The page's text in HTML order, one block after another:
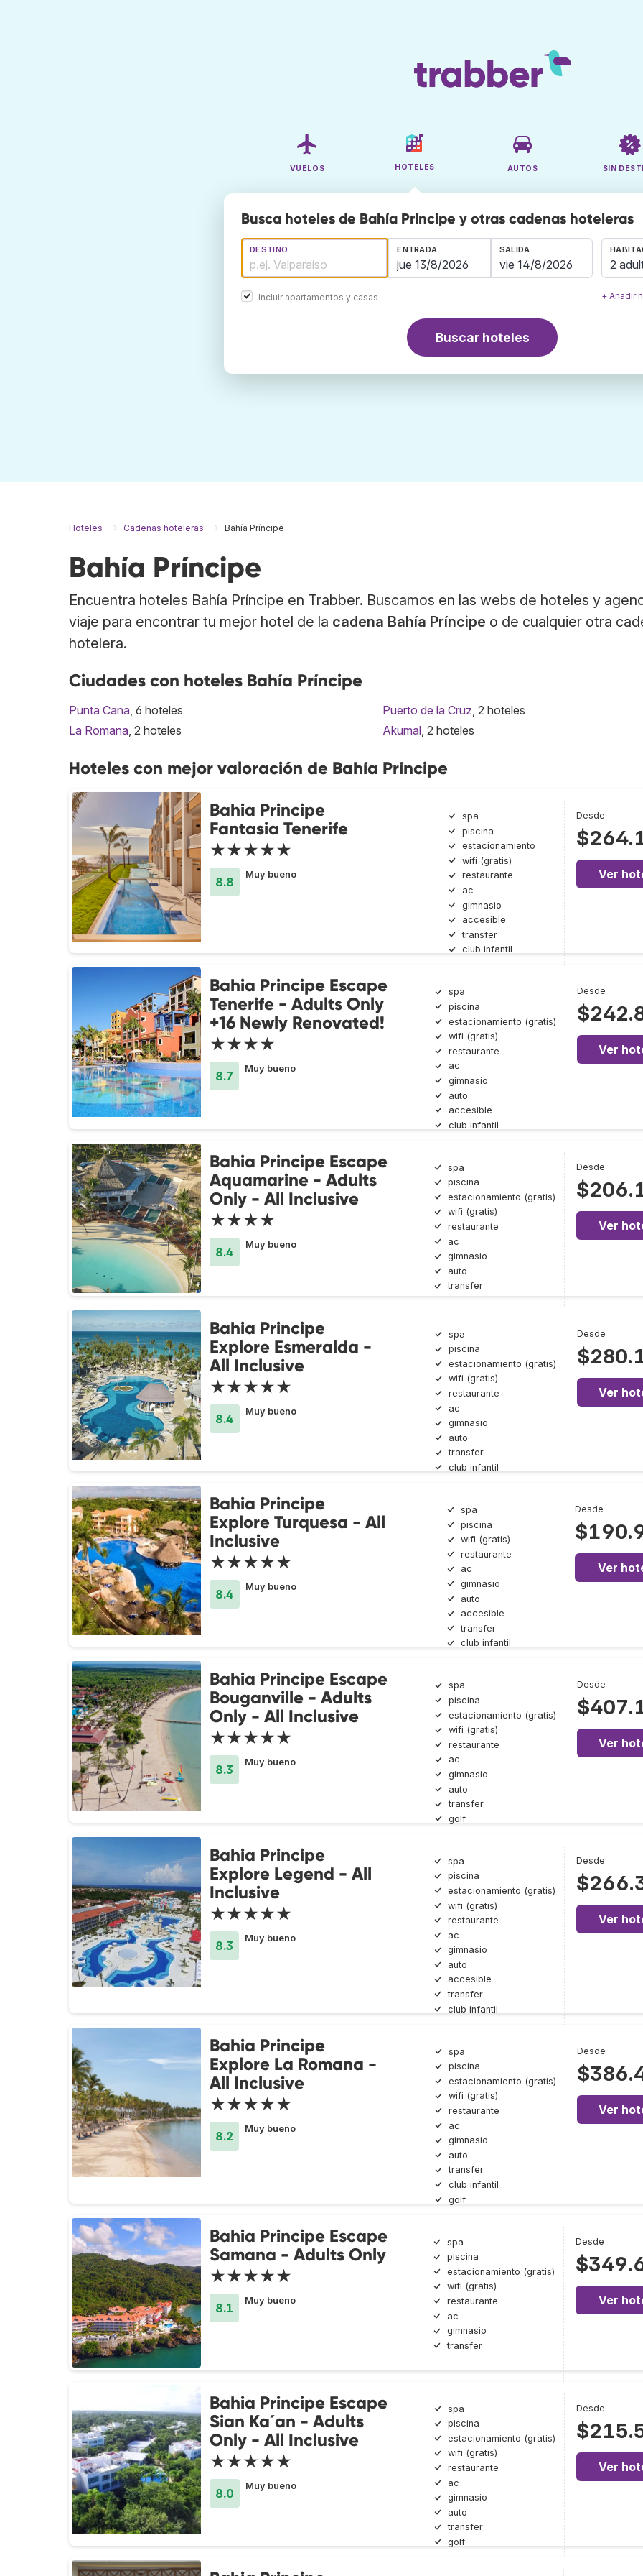
VUELOS HOTELES AUTOS SIN
Busca hoteles de Bahía Príncipe y otras cadenas hoteleras
DESTINO
Incluir apartamentos y casas
ENTRADA SALIDA
2
+ Añadir
Buscar hoteles
Hoteles Cadenas hoteleras Bahía Príncipe
Bahía Príncipe
Encuentra hoteles Bahía Príncipe en Trabber. Buscamos en las webs de hoteles y
viaje para encontrar tu mejor hotel de la cadena Bahía Príncipe o de cualquier otra
hotelera.
Ciudades con hoteles Bahía Príncipe
Punta Cana, 6 hoteles
La Romana, 2 hoteles
Puerto de la Cruz, 2 hoteles
Akumal, 2 hoteles
Hoteles con mejor valoración de Bahía Príncipe
Bahia Principe
Fantasia Tenerife
★★★★★
8.8
Muy bueno
spa
piscina
estacionamiento
wifi (gratis)
restaurante
ac
gimnasio
accesible
transfer
club infantil
Desde
Ver
Bahia Principe Escape
Tenerife - Adults Only
+16 Newly Renovated!
★★★★
8.7
Muy bueno
spa
piscina
estacionamiento (gratis)
wifi (gratis)
restaurante
ac
gimnasio
auto
accesible
club infantil
Desde
Ver
Bahia Principe Escape
Aquamarine - Adults
Only - All Inclusive
★★★★
8.4
Muy bueno
spa
piscina
estacionamiento (gratis)
wifi (gratis)
restaurante
ac
gimnasio
auto
transfer
Desde
Ver
Bahia Principe
Explore Esmeralda -
All Inclusive
★★★★★
8.4
Muy bueno
spa
piscina
estacionamiento (gratis)
wifi (gratis)
restaurante
ac
gimnasio
auto
transfer
club infantil
Desde
Ver
Bahia Principe
Explore Turquesa - All
Inclusive
★★★★★
8.4
Muy bueno
spa
piscina
wifi (gratis)
restaurante
ac
gimnasio
auto
accesible
transfer
club infantil
Desde
Ver
Bahia Principe Escape
Bouganville - Adults
Only - All Inclusive
★★★★★
8.3
Muy bueno
spa
piscina
estacionamiento (gratis)
wifi (gratis)
restaurante
ac
gimnasio
auto
transfer
golf
Desde
Ver
Bahia Principe
Explore Legend - All
Inclusive
★★★★★
8.3
Muy bueno
spa
piscina
estacionamiento (gratis)
wifi (gratis)
restaurante
ac
gimnasio
auto
accesible
transfer
club infantil
Desde
Ver
Bahia Principe
Explore La Romana -
All Inclusive
★★★★★
8.2
Muy bueno
spa
piscina
estacionamiento (gratis)
wifi (gratis)
restaurante
ac
gimnasio
auto
transfer
club infantil
golf
Desde
Ver
Bahia Principe Escape
Samana - Adults Only
★★★★★
8.1
Muy bueno
spa
piscina
estacionamiento (gratis)
wifi (gratis)
restaurante
ac
gimnasio
transfer
Desde
Ver
Bahia Principe Escape
Sian Ka´an - Adults
Only - All Inclusive
★★★★★
8.0
Muy bueno
spa
piscina
estacionamiento (gratis)
wifi (gratis)
restaurante
ac
gimnasio
auto
transfer
golf
Desde
Ver